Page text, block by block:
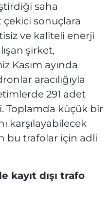
saha
sonuçlara
ve kaliteli enerji
şirket,
Kasım ayında
aracılığıyla
291 adet
Toplamda küçük bir
karşılayabilecek
bu trafolar için adli
kayıt dışı trafo